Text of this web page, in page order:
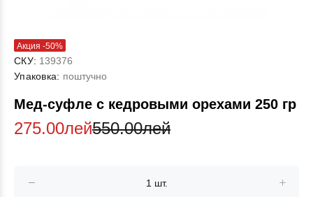
Акция -50%
СКУ: 139376
Упаковка: поштучно
Мед-суфле с кедровыми орехами 250 гр
275.00лей550.00лей